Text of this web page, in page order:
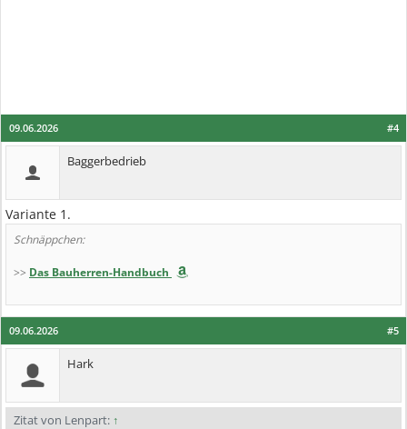
#4
09.06.2026
Baggerbedrieb
Variante 1.
Schnäppchen:
>> Das Bauherren-Handbuch
#5
09.06.2026
Hark
Zitat von Lenpart: ↑